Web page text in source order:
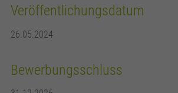
Veröffentlichungsdatum
26.05.2024
Bewerbungsschluss